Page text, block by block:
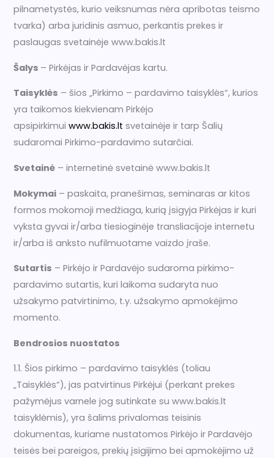
pilnametystės, kurio veiksnumas nėra apribotas teismo
tvarka) arba juridinis asmuo, perkantis prekes ir
paslaugas svetainėje www.bakis.lt
Šalys – Pirkėjas ir Pardavėjas kartu.
Taisyklės – šios „Pirkimo – pardavimo taisyklės“, kurios
yra taikomos kiekvienam Pirkėjo
apsipirkimuiwww.bakis.lt svetainėje ir tarp Šalių
sudaromai Pirkimo-pardavimo sutarčiai.
Svetainė – internetinė svetainė www.bakis.lt
Mokymai – paskaita, pranešimas, seminaras ar kitos
formos mokomoji medžiaga, kurią įsigyja Pirkėjas ir kuri
vyksta gyvai ir/arba tiesioginėje transliacijoje internetu
ir/arba iš anksto nufilmuotame vaizdo įraše.
Sutartis – Pirkėjo ir Pardavėjo sudaroma pirkimo-
pardavimo sutartis, kuri laikoma sudaryta nuo
užsakymo patvirtinimo, t.y. užsakymo apmokėjimo
momento.
Bendrosios nuostatos
1.1. Šios pirkimo – pardavimo taisyklės (toliau
„Taisyklės“), jas patvirtinus Pirkėjui (perkant prekes
pažymėjus varnele jog sutinkate su www.bakis.lt
taisyklėmis), yra šalims privalomas teisinis
dokumentas, kuriame nustatomos Pirkėjo ir Pardavėjo
teisės bei pareigos, prekių įsigijimo bei apmokėjimo už